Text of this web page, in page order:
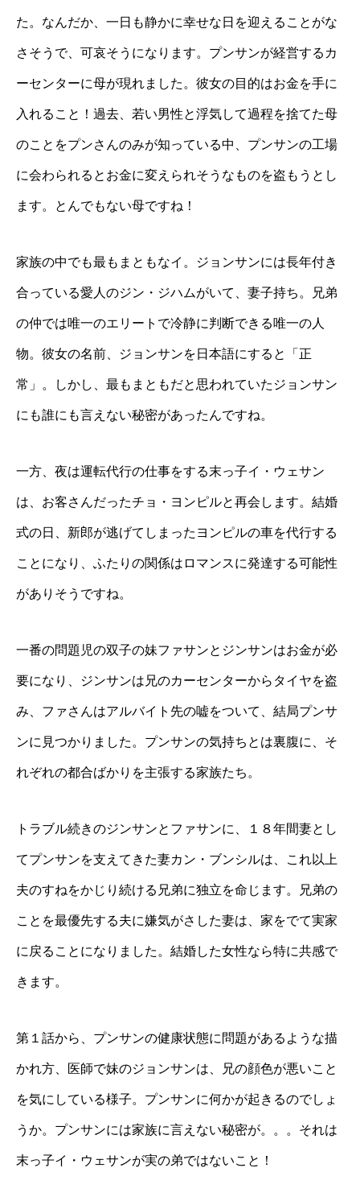
た。なんだか、一日も静かに幸せな日を迎えることがな
さそうで、可哀そうになります。プンサンが経営するカ
ーセンターに母が現れました。彼女の目的はお金を手に
入れること！過去、若い男性と浮気して過程を捨てた母
のことをプンさんのみが知っている中、プンサンの工場
に会わられるとお金に変えられそうなものを盗もうとし
ます。とんでもない母ですね！
家族の中でも最もまともなイ。ジョンサンには長年付き
合っている愛人のジン・ジハムがいて、妻子持ち。兄弟
の仲では唯一のエリートで冷静に判断できる唯一の人
物。彼女の名前、ジョンサンを日本語にすると「正
常」。しかし、最もまともだと思われていたジョンサン
にも誰にも言えない秘密があったんですね。
一方、夜は運転代行の仕事をする末っ子イ・ウェサン
は、お客さんだったチョ・ヨンピルと再会します。結婚
式の日、新郎が逃げてしまったヨンピルの車を代行する
ことになり、ふたりの関係はロマンスに発達する可能性
がありそうですね。
一番の問題児の双子の妹ファサンとジンサンはお金が必
要になり、ジンサンは兄のカーセンターからタイヤを盗
み、ファさんはアルバイト先の嘘をついて、結局プンサ
ンに見つかりました。プンサンの気持ちとは裏腹に、そ
れぞれの都合ばかりを主張する家族たち。
トラブル続きのジンサンとファサンに、１８年間妻とし
てプンサンを支えてきた妻カン・ブンシルは、これ以上
夫のすねをかじり続ける兄弟に独立を命じます。兄弟の
ことを最優先する夫に嫌気がさした妻は、家をでて実家
に戻ることになりました。結婚した女性なら特に共感で
きます。
第１話から、プンサンの健康状態に問題があるような描
かれ方、医師で妹のジョンサンは、兄の顔色が悪いこと
を気にしている様子。プンサンに何かが起きるのでしょ
うか。プンサンには家族に言えない秘密が。。。それは
末っ子イ・ウェサンが実の弟ではないこと！